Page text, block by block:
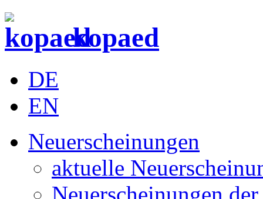
kopaed
DE
EN
Neuerscheinungen
aktuelle
Neuerscheinungen